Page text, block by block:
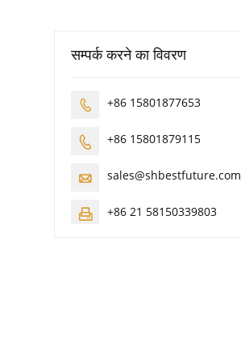
सम्पर्क करने का विवरण
 +86 15801877653
 +86 15801879115
 sales@shbestfuture.com
 +86 21 58150339803